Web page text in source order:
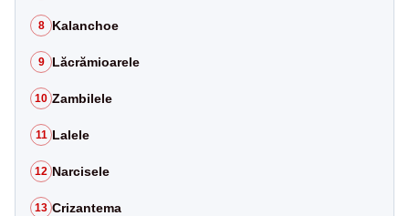
8 Kalanchoe
9 Lăcrămioarele
10 Zambilele
11 Lalele
12 Narcisele
13 Crizantema